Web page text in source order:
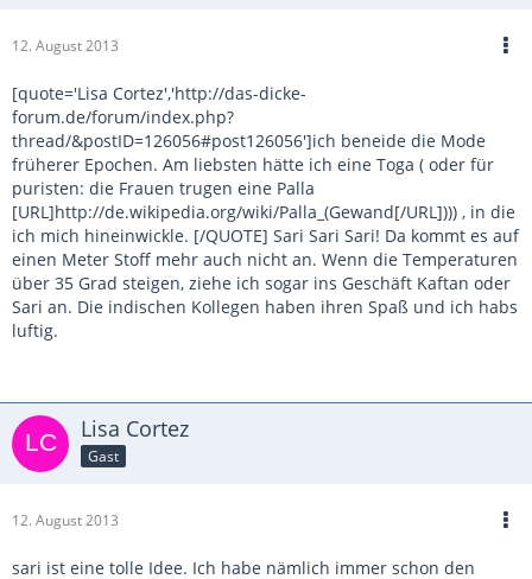
12. August 2013
[quote='Lisa Cortez','http://das-dicke-
forum.de/forum/index.php?
thread/&postID=126056#post126056']ich beneide die Mode
früherer Epochen. Am liebsten hätte ich eine Toga ( oder für
puristen: die Frauen trugen eine Palla
[URL]http://de.wikipedia.org/wiki/Palla_(Gewand[/URL]))) , in die
ich mich hineinwickle. [/QUOTE] Sari Sari Sari! Da kommt es auf
einen Meter Stoff mehr auch nicht an. Wenn die Temperaturen
über 35 Grad steigen, ziehe ich sogar ins Geschäft Kaftan oder
Sari an. Die indischen Kollegen haben ihren Spaß und ich habs
luftig.
Lisa Cortez
Gast
12. August 2013
sari ist eine tolle Idee. Ich habe nämlich immer schon den